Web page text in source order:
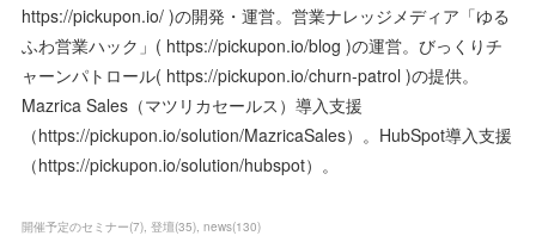
https://pickupon.io/ )の開発・運営。営業ナレッジメディア「ゆる
ふわ営業ハック」( https://pickupon.io/blog )の運営。びっくりチ
ャーンパトロール( https://pickupon.io/churn-patrol )の提供。
Mazrica Sales（マツリカセールス）導入支援
（https://pickupon.io/solution/MazricaSales）。HubSpot導入支援
（https://pickupon.io/solution/hubspot）。
開催予定のセミナー(7) 登壇(35) news(130)